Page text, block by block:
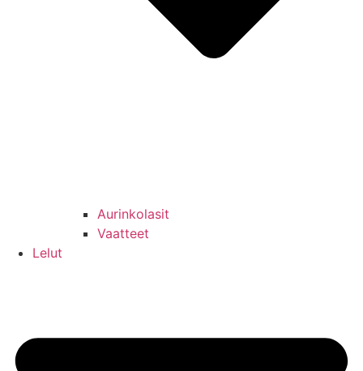
Aurinkolasit
Vaatteet
Lelut